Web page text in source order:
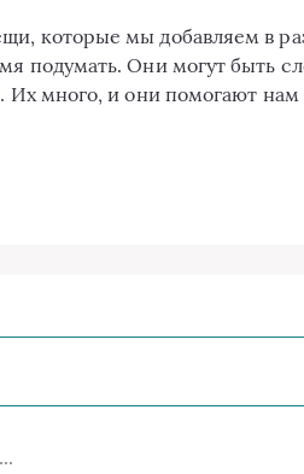
которые мы добавляем в
подумать. Они могут быть
Их много, и они помогают нам